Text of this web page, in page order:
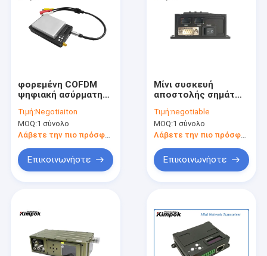
Προϊόντα
Βίντεο
φορεμένη COFDM
ψηφιακή ασύρματη
συσκευή αποστολής
σημάτων 1080P HD
με τα στοιχεία -
Τιμή:Negotiaiton
MOQ:1 σύνολο
Λάβετε την πιο πρόσφατη τιμή
Επικοινωνήστε
Μίνι συσκευή
αποστολής σημάτων
UAV τα διπλά
τηλεοπτικά στοιχεία
ρομπότ
Τιμή:negotiable
MOQ:1 σύνολο
Λάβετε την πιο πρόσφατη τιμή
Επικοινωνήστε